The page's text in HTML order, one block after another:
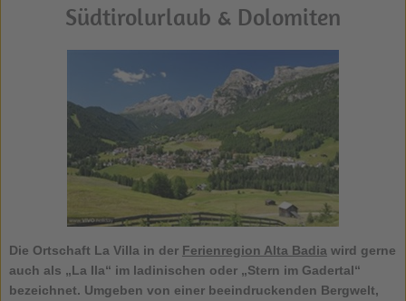
Südtirolurlaub & Dolomiten
Die Ortschaft La Villa in der Ferienregion Alta Badia wird gerne
auch als „La Ila“ im ladinischen oder „Stern im Gadertal“
bezeichnet. Umgeben von einer beeindruckenden Bergwelt,